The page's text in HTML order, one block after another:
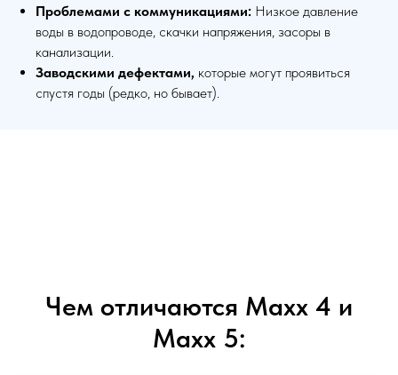
Проблемами с коммуникациями: Низкое давление
воды в водопроводе, скачки напряжения, засоры в
канализации.
Заводскими дефектами, которые могут проявиться
спустя годы (редко, но бывает).
Чем отличаются Maxx 4 и
Maxx 5: